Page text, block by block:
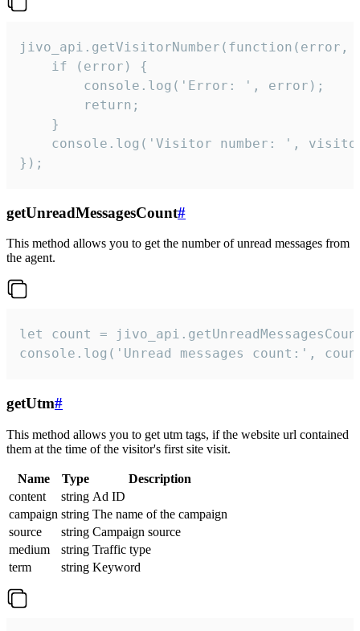
jivo_api.getVisitorNumber(function(error,
    if (error) {
        console.log('Error: ', error);
        return;
    }
console.log('Visitor number: ',
});
getUnreadMessagesCount#
This method allows you to get the number of unread messages from
the agent.
let count =
console.log('Unread messages count:',
getUtm#
This method allows you to get utm tags, if the website url contained
them at the time of the visitor's first site visit.
Name Type
Description
content
string Ad ID
campaign string The name of the campaign
source
string Campaign source
medium
string Traffic type
term
string Keyword